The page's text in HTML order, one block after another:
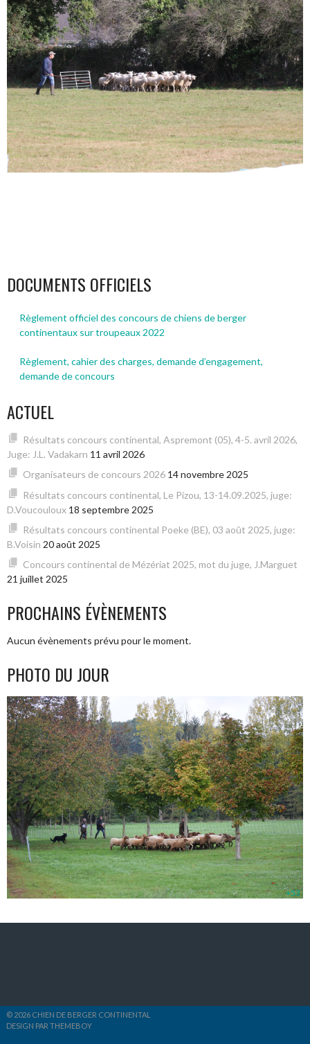
DOCUMENTS OFFICIELS
Règlement officiel des concours de chiens de berger
continentaux sur troupeaux 2022
Règlement, cahier des charges, demande d’engagement,
demande de concours
ACTUEL
Résultats concours continental, Aspremont (05), 4-5. avril 2026,
Juge: J.L. Vadakarn 11 avril 2026
Organisateurs de concours 2026 14 novembre 2025
Résultats concours continental, Le Pizou, 13-14.09.2025, juge:
D.Voucouloux 18 septembre 2025
Résultats concours continental Poeke (BE), 03 août 2025, juge:
B.Voisin 20 août 2025
Concours continental de Mézériat 2025, mot du juge, J.Marguet
21 juillet 2025
PROCHAINS ÉVÈNEMENTS
Aucun évènements prévu pour le moment.
PHOTO DU JOUR
+53
© 2026 CHIEN DE BERGER CONTINENTAL
DESIGN PAR THEMEBOY